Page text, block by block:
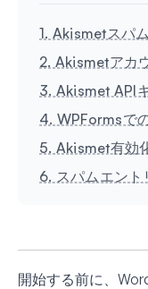
1. Akismetスパ
2. Akismetアカ
3. Akismet API
4. WPFormsで
5. Akismet有効
6. スパムエント
開始する前に、